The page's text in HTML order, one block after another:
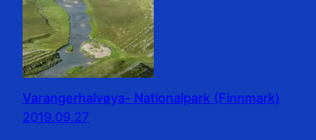
Varangerhalvøya- Nationalpark (Finnmark)
2019.09.27